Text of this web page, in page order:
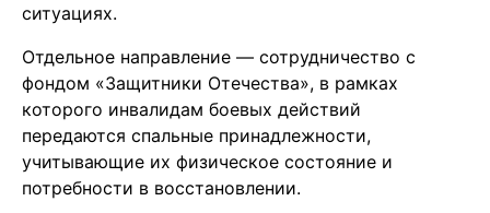
ситуациях.
Отдельное направление — сотрудничество с
фондом «Защитники Отечества», в рамках
которого инвалидам боевых действий
передаются спальные принадлежности,
учитывающие их физическое состояние и
потребности в восстановлении.